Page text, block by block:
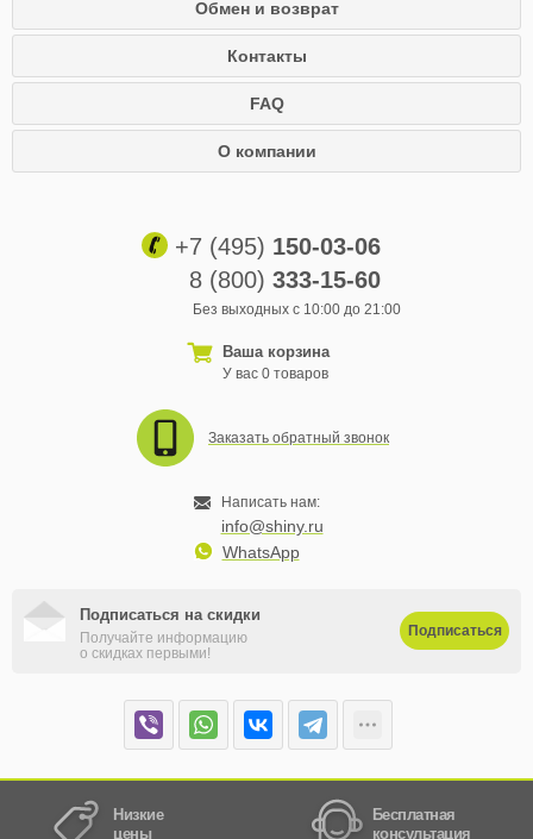
Обмен и возврат
Контакты
FAQ
О компании
+7 (495) 150-03-06
8 (800) 333-15-60
Без выходных с 10:00 до 21:00
Ваша корзина
У вас 0 товаров
Заказать обратный звонок
Написать нам:
info@shiny.ru
WhatsApp
Подписаться на скидки
Получайте информацию
о скидках первыми!
Подписаться
Низкие
цены
Бесплатная
консультация